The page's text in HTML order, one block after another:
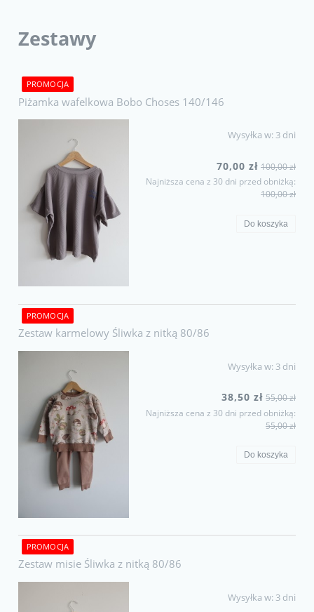
Zestawy
Piżamka wafelkowa Bobo Choses 140/146
Wysyłka w: 3 dni
70,00 zł 100,00 zł
Najniższa cena z 30 dni przed obniżką:
100,00 zł
Do koszyka
PROMOCJA
Zestaw karmelowy Śliwka z nitką 80/86
Wysyłka w: 3 dni
38,50 zł 55,00 zł
Najniższa cena z 30 dni przed obniżką:
55,00 zł
Do koszyka
PROMOCJA
Zestaw misie Śliwka z nitką 80/86
Wysyłka w: 3 dni
PROMOCJA